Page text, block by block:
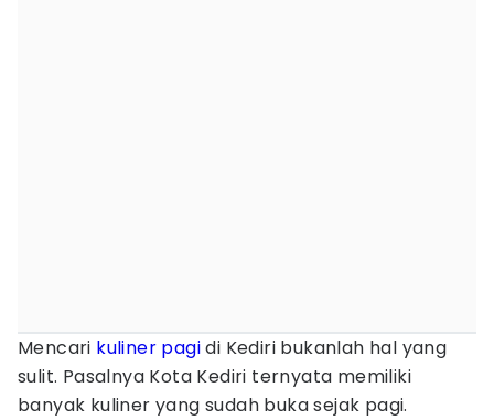
Mencari kuliner pagidi Kediri bukanlah hal yang
sulit. Pasalnya Kota Kediri ternyata memiliki
banyak kuliner yang sudah buka sejak pagi.